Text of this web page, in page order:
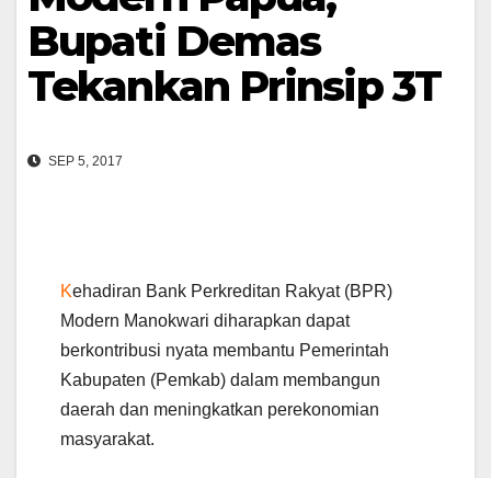
Bupati Demas
Tekankan Prinsip 3T
SEP 5, 2017
Kehadiran Bank Perkreditan Rakyat (BPR)
Modern Manokwari diharapkan dapat
berkontribusi nyata membantu Pemerintah
Kabupaten (Pemkab) dalam membangun
daerah dan meningkatkan perekonomian
masyarakat.